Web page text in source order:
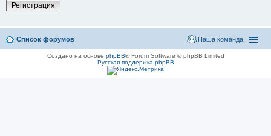
Регистрация
Список форумов Наша команда
Создано на основе phpBB® Forum Software © phpBB Limited
Русская поддержка phpBB